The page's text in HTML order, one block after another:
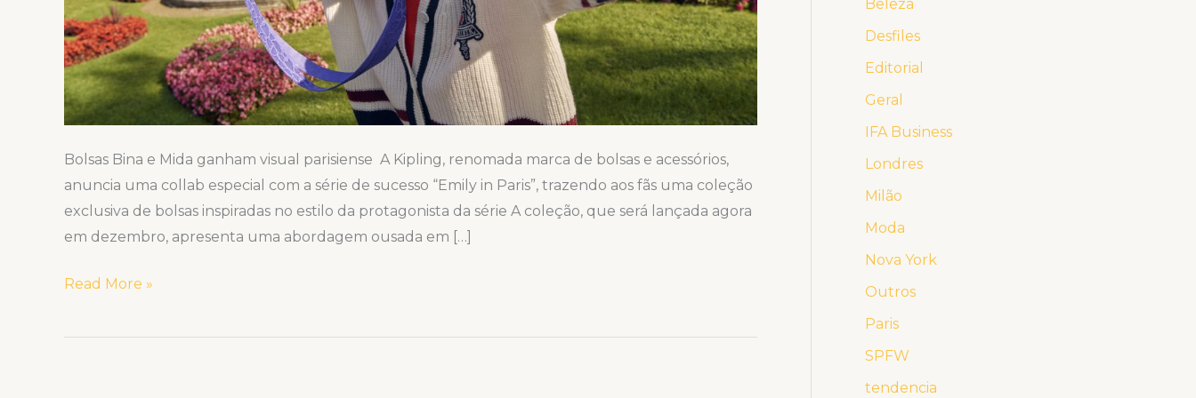
Bolsas Bina e Mida ganham visual parisiense A Kipling, renomada marca de bolsas e acessórios,
anuncia uma collab especial com a série de sucesso “Emily in Paris”, trazendo aos fãs uma coleção
exclusiva de bolsas inspiradas no estilo da protagonista da série A coleção, que será lançada agora
em dezembro, apresenta uma abordagem ousada em […]
Read More »
Beleza
Desfiles
Editorial
Geral
IFA Business
Londres
Milão
Moda
Nova York
Outros
Paris
SPFW
tendencia